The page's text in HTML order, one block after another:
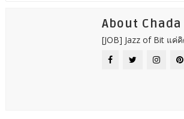
About Chada
[JOB] Jazz of Bit แค่